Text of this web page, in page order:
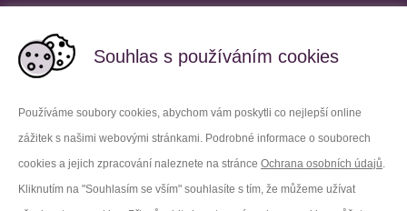
Souhlas s používáním cookies
Používáme soubory cookies, abychom vám poskytli co nejlepší online
zážitek s našimi webovými stránkami. Podrobné informace o souborech
cookies a jejich zpracování naleznete na stránce Ochrana osobních údajů.
Kliknutím na "Souhlasím se vším" souhlasíte s tím, že můžeme užívat
Facebook Youtube